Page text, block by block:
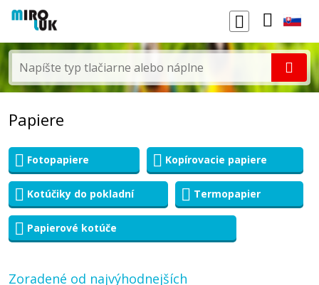
Papiere
Fotopapiere Kopírovacie papiere
Kotúčiky do pokladní Termopapier
Papierové kotúče
Zoradené od najvýhodnejších